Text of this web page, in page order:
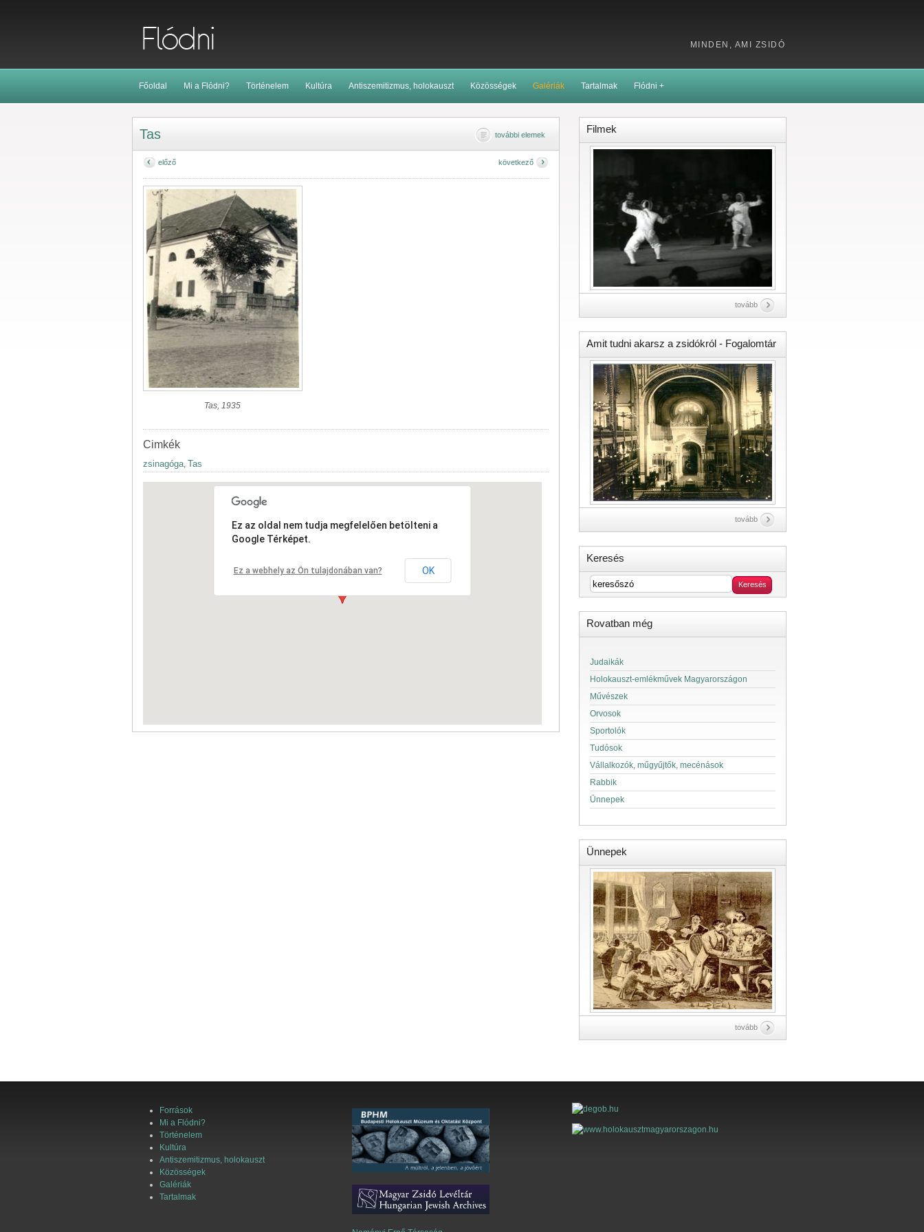
MINDEN, AMI ZSIDÓ
Főoldal Mi a Flódni? Történelem Kultúra Antiszemitizmus, holokauszt Közösségek Galériák Tartalmak Flódni +
Tas további elemek
előző következő
Tas, 1935
Cimkék
zsinagóga, Tas
Ez az oldal nem tudja megfelelően betölteni a
Google Térképet.
Ez a webhely az Ön tulajdonában van? OK
Filmek
tovább
Amit tudni akarsz a zsidókról - Fogalomtár
tovább
Keresés
Rovatban még
Judaikák
Holokauszt-emlékművek Magyarországon
Művészek
Orvosok
Sportolók
Tudósok
Vállalkozók, műgyűjtők, mecénások
Rabbik
Ünnepek
Ünnepek
tovább
Források
Mi a Flódni?
Történelem
Kultúra
Antiszemitizmus, holokauszt
Közösségek
Galériák
Tartalmak